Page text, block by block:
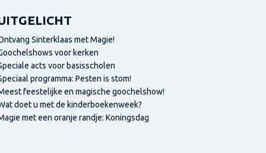
Sinterklaas met Magie!
voor kerken
acts voor basisscholen
programma: Pesten is stom!
feestelijke en magische goochelshow!
doet u met de kinderboekenweek?
met een oranje randje: Koningsdag